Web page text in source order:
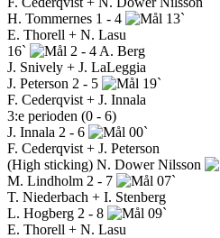
H. Tommernes 1 - 4
13`
E. Thorell + N. Lasu
16`
2 - 4 A. Berg
J. Snively + J. LaLeggia
J. Peterson 2 - 5
19`
F. Cederqvist + J. Innala
3:e perioden (0 - 6)
J. Innala 2 - 6
00`
F. Cederqvist + J. Peterson
(High sticking) N. Dower Nilsson
M. Lindholm 2 - 7
07`
T. Niederbach + I. Stenberg
L. Hogberg 2 - 8
09`
E. Thorell + N. Lasu